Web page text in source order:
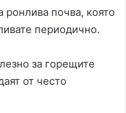
почва, която
периодично.
за горещите
от често